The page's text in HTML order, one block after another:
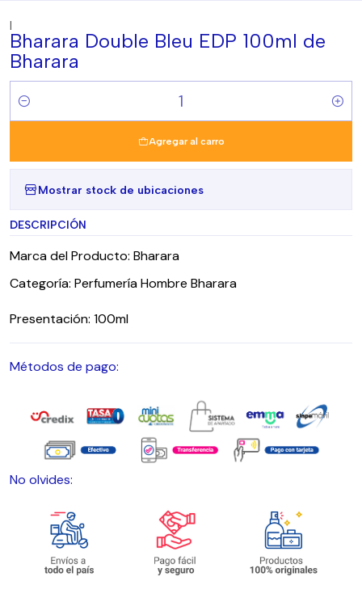
|
Bharara Double Bleu EDP 100ml de
Bharara
Cantidad
Agregar al carro
Mostrar stock de ubicaciones
DESCRIPCIÓN
Marca del Producto: Bharara
Categoría: Perfumería Hombre Bharara
Presentación: 100ml
Métodos de pago:
No olvides: